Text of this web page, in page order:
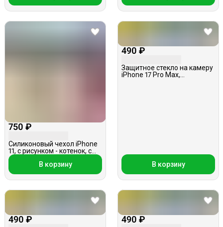
750 ₽
Силиконовый чехол iPhone
11, с рисунком - котенок, с
подвеской
В корзину
490 ₽
Защитное стекло на камеру
iPhone 17 Pro Max,
В корзину
490 ₽ 490 ₽